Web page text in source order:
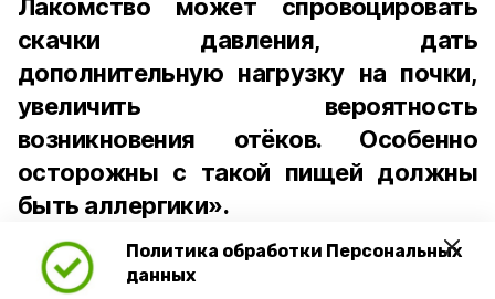
Политика обработки Персональных
данных
Лакомство может спровоцировать
скачки давления, дать
дополнительную нагрузку на почки,
увеличить вероятность
возникновения отёков. Особенно
осторожны с такой пищей должны
быть аллергики».
Для взрослого человека безопасной
порцией икры считается 30-50 граммов